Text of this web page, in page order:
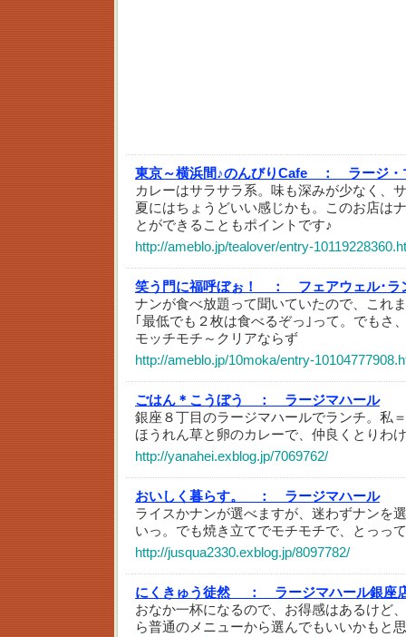
東京～横浜間♪のんびりCafe ：
ラージ
カレーはサラサラ系。味も深みが少なく、
夏にはちょうどいい感じかも。このお店は
とができることもポイントです♪
http://ameblo.jp/tealover/entry-
笑う門に福呼ぼぉ！ ：
フェアウェル･
ナンが食べ放題って聞いていたので、これ
｢最低でも２枚は食べるぞっ｣って。でもさ
モッチモチ～クリアならず
http://ameblo.jp/10moka/entry-
ごはん＊こうぼう ：
ラージマハール
銀座８丁目のラージマハールでランチ。私
ほうれん草と卵のカレーで、仲良くとりわ
http://yanahei.exblog.jp/7069762/
おいしく暮らす。 ：
ラージマハール
ライスかナンが選べますが、迷わずナンを
いっ。でも焼き立てでモチモチで、とっっ
http://jusqua2330.exblog.jp/8097782/
にくきゅう徒然 ：
ラージマハール銀座
おなか一杯になるので、お得感はあるけど
ら普通のメニューから選んでもいいかもと